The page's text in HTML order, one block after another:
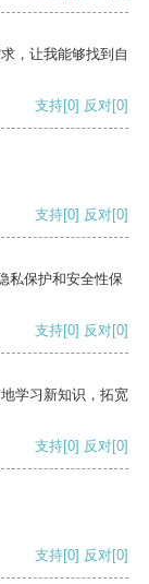
，让我能够找到自
支持[0] 反对[0]
支持[0] 反对[0]
私保护和安全性保
支持[0] 反对[0]
学习新知识，拓宽
支持[0] 反对[0]
支持[0] 反对[0]